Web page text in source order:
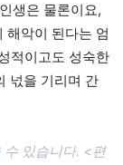
생은 물론이요,
해악이 된다는 엄
적이고도 성숙한
넋을 기리며 간
수 있습니다. <편